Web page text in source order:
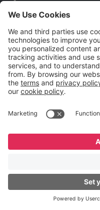
adaptem a
Preencha este
com você.
Nome*
Sobrenome*
*